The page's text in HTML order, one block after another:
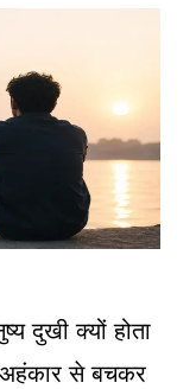
दुखी क्यों होता
से बचकर